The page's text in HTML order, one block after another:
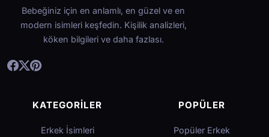
Bebeğiniz için en anlamlı, en güzel ve en
modern isimleri keşfedin. Kişilik analizleri,
köken bilgileri ve daha fazlası.
KATEGORILER
Erkek İsimleri
POPÜLER
Popüler Erkek